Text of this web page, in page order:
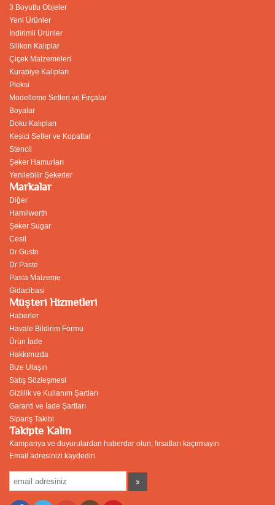
3 Boyutlu Objeler
Yeni Ürünler
İndirimli Ürünler
Silikon Kalıplar
Çiçek Malzemeleri
Kurabiye Kalıpları
Pleksi
Modelleme Setleri ve Fırçalar
Boyalar
Doku Kalıpları
Kesici Setler ve Kopatlar
Stencil
Şeker Hamurları
Yenilebilir Şekerler
Markalar
Diğer
Hamilworth
Şeker Sugar
Cesil
Dr Gusto
Dr Paste
Pasta Malzeme
Gidacibasi
Müşteri Hizmetleri
Haberler
Havale Bildirim Formu
Ürün İade
Hakkımızda
Bize Ulaşın
Satış Sözleşmesi
Gizlilik ve Kullanım Şartları
Garanti ve İade Şartları
Sipariş Takibi
Takipte Kalın
Kampanya ve duyurulardan haberdar olun, fırsatları kaçırmayın
Email adresinizi kaydedin